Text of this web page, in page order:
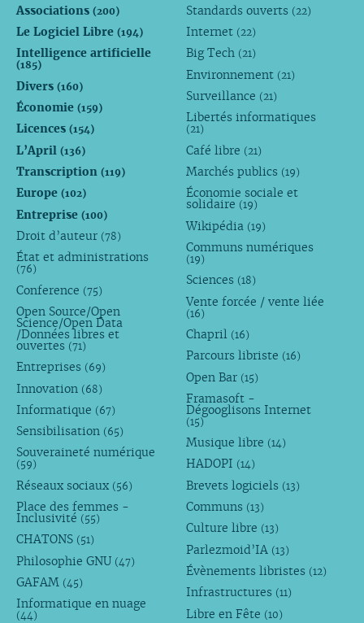
Associations (200)
Le Logiciel Libre (194)
Intelligence artificielle
(185)
Divers (160)
Économie (159)
Licences (154)
L’April (136)
Transcription (119)
Europe (102)
Entreprise (100)
Droit d’auteur (78)
État et administrations
(76)
Conference (75)
Open Source/Open
Science/Open Data
/Données libres et
ouvertes (71)
Entreprises (69)
Innovation (68)
Informatique (67)
Sensibilisation (65)
Souveraineté numérique
(59)
Réseaux sociaux (56)
Place des femmes -
Inclusivité (55)
CHATONS (51)
Philosophie GNU (47)
GAFAM (45)
Informatique en nuage
(44)
Standards ouverts (22)
Internet (22)
Big Tech (21)
Environnement (21)
Surveillance (21)
Libertés informatiques
(21)
Café libre (21)
Marchés publics (19)
Économie sociale et
solidaire (19)
Wikipédia (19)
Communs numériques
(19)
Sciences (18)
Vente forcée / vente liée
(16)
Chapril (16)
Parcours libriste (16)
Open Bar (15)
Framasoft -
Dégooglisons Internet
(15)
Musique libre (14)
HADOPI (14)
Brevets logiciels (13)
Communs (13)
Culture libre (13)
Parlezmoid’IA (13)
Évènements libristes (12)
Infrastructures (11)
Libre en Fête (10)